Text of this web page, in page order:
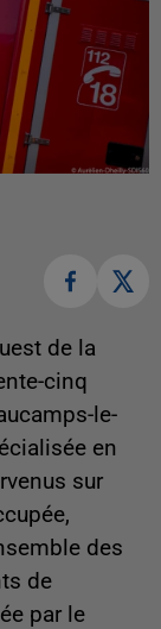
de la
cinq
le-
en
sur
des
de
par le